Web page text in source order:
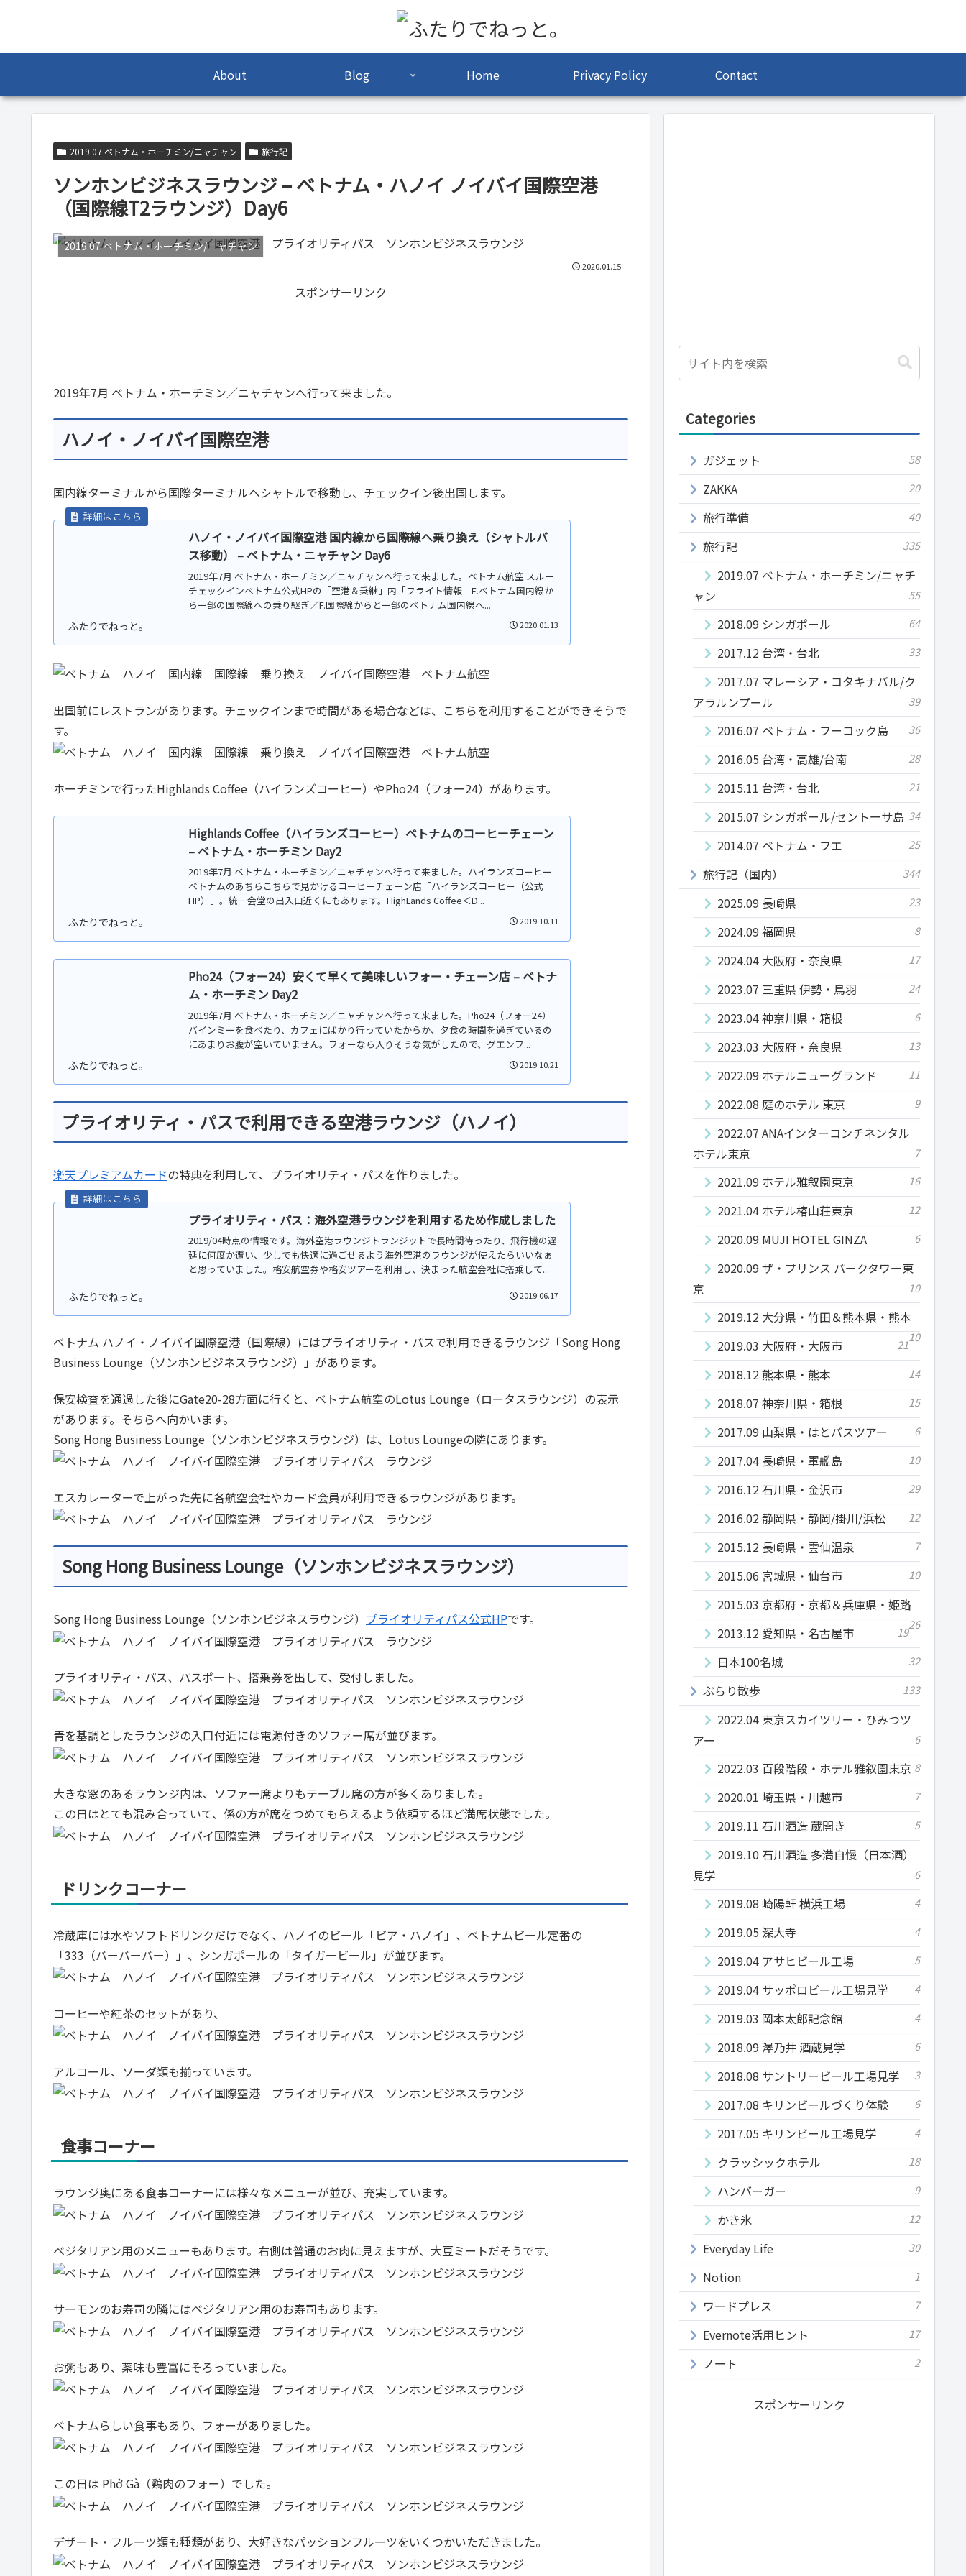
About Blog Home Privacy Policy Contact
2019.07 ベトナム・ホーチミン/ニャチャン 旅行記
ソンホンビジネスラウンジ – ベトナム・ハノイ ノイバイ国際空港
（国際線T2ラウンジ）Day6
2019.07 ベトナム・ホーチミン/ニャチャン
2020.01.15
スポンサーリンク
2019年7月 ベトナム・ホーチミン／ニャチャンへ行って来ました。
ハノイ・ノイバイ国際空港
国内線ターミナルから国際ターミナルへシャトルで移動し、チェックイン後出国します。
ハノイ・ノイバイ国際空港 国内線から国際線へ乗り換え（シャトルバ
ス移動） – ベトナム・ニャチャン Day6
2019年7月 ベトナム・ホーチミン／ニャチャンへ行って来ました。ベトナム航空 スルー
チェックインベトナム公式HPの「空港＆乗継」内「フライト情報 - E.ベトナム国内線か
ら一部の国際線への乗り継ぎ／F.国際線からと一部のベトナム国内線へ...
2020.01.13
出国前にレストランがあります。チェックインまで時間がある場合などは、こちらを利用することができそうで
す。
ホーチミンで行ったHighlands Coffee（ハイランズコーヒー）やPho24（フォー24）があります。
Highlands Coffee（ハイランズコーヒー）ベトナムのコーヒーチェーン
– ベトナム・ホーチミン Day2
2019年7月 ベトナム・ホーチミン／ニャチャンへ行って来ました。ハイランズコーヒー
ベトナムのあちらこちらで見かけるコーヒーチェーン店「ハイランズコーヒー（公式
HP）」。統一会堂の出入口近くにもあります。HighLands Coffee＜D...
2019.10.11
Pho24（フォー24）安くて早くて美味しいフォー・チェーン店 – ベトナ
ム・ホーチミン Day2
2019年7月 ベトナム・ホーチミン／ニャチャンへ行って来ました。Pho24（フォー24）
バインミーを食べたり、カフェにばかり行っていたからか、夕食の時間を過ぎているの
にあまりお腹が空いていません。フォーなら入りそうな気がしたので、グエンフ...
2019.10.21
プライオリティ・パスで利用できる空港ラウンジ（ハノイ）
楽天プレミアムカードの特典を利用して、プライオリティ・パスを作りました。
プライオリティ・パス：海外空港ラウンジを利用するため作成しました
2019/04時点の情報です。海外空港ラウンジトランジットで長時間待ったり、飛行機の遅
延に何度か遭い、少しでも快適に過ごせるよう海外空港のラウンジが使えたらいいなぁ
と思っていました。格安航空券や格安ツアーを利用し、決まった航空会社に搭乗して...
2019.06.17
ベトナム ハノイ・ノイバイ国際空港（国際線）にはプライオリティ・パスで利用できるラウンジ「Song Hong
Business Lounge（ソンホンビジネスラウンジ）」があります。
保安検査を通過した後にGate20-28方面に行くと、ベトナム航空のLotus Lounge（ロータスラウンジ）の表示
があります。そちらへ向かいます。
Song Hong Business Lounge（ソンホンビジネスラウンジ）は、Lotus Loungeの隣にあります。
エスカレーターで上がった先に各航空会社やカード会員が利用できるラウンジがあります。
Song Hong Business Lounge（ソンホンビジネスラウンジ）
Song Hong Business Lounge（ソンホンビジネスラウンジ） プライオリティパス公式HPです。
プライオリティ・パス、パスポート、搭乗券を出して、受付しました。
青を基調としたラウンジの入口付近には電源付きのソファー席が並びます。
大きな窓のあるラウンジ内は、ソファー席よりもテーブル席の方が多くありました。
この日はとても混み合っていて、係の方が席をつめてもらえるよう依頼するほど満席状態でした。
ドリンクコーナー
冷蔵庫には水やソフトドリンクだけでなく、ハノイのビール「ビア・ハノイ」、ベトナムビール定番の
「333（バーバーバー）」、シンガポールの「タイガービール」が並びます。
コーヒーや紅茶のセットがあり、
アルコール、ソーダ類も揃っています。
食事コーナー
ラウンジ奥にある食事コーナーには様々なメニューが並び、充実しています。
ベジタリアン用のメニューもあります。右側は普通のお肉に見えますが、大豆ミートだそうです。
サーモンのお寿司の隣にはベジタリアン用のお寿司もあります。
お粥もあり、薬味も豊富にそろっていました。
ベトナムらしい食事もあり、フォーがありました。
この日は Phở Gà（鶏肉のフォー）でした。
デザート・フルーツ類も種類があり、大好きなパッションフルーツをいくつかいただきました。
Categories
ガジェット 58
ZAKKA 20
旅行準備 40
旅行記 335
2019.07 ベトナム・ホーチミン/ニャチ
ャン
55
2018.09 シンガポール 64
2017.12 台湾・台北 33
2017.07 マレーシア・コタキナバル/ク
アラルンプール
39
2016.07 ベトナム・フーコック島 36
2016.05 台湾・高雄/台南 28
2015.11 台湾・台北 21
2015.07 シンガポール/セントーサ島 34
2014.07 ベトナム・フエ 25
旅行記（国内） 344
2025.09 長崎県 23
2024.09 福岡県 8
2024.04 大阪府・奈良県 17
2023.07 三重県 伊勢・鳥羽 24
2023.04 神奈川県・箱根 6
2023.03 大阪府・奈良県 13
2022.09 ホテルニューグランド 11
2022.08 庭のホテル 東京 9
2022.07 ANAインターコンチネンタル
ホテル東京
7
2021.09 ホテル雅叙園東京 16
2021.04 ホテル椿山荘東京 12
2020.09 MUJI HOTEL GINZA 6
2020.09 ザ・プリンス パークタワー東
京
10
2019.12 大分県・竹田＆熊本県・熊本
10
2019.03 大阪府・大阪市 21
2018.12 熊本県・熊本 14
2018.07 神奈川県・箱根 15
2017.09 山梨県・はとバスツアー 6
2017.04 長崎県・軍艦島 10
2016.12 石川県・金沢市 29
2016.02 静岡県・静岡/掛川/浜松 12
2015.12 長崎県・雲仙温泉 7
2015.06 宮城県・仙台市 10
2015.03 京都府・京都＆兵庫県・姫路
26
2013.12 愛知県・名古屋市 19
日本100名城 32
ぶらり散歩 133
2022.04 東京スカイツリー・ひみつツ
アー
6
2022.03 百段階段・ホテル雅叙園東京 8
2020.01 埼玉県・川越市 7
2019.11 石川酒造 蔵開き 5
2019.10 石川酒造 多満自慢（日本酒）
見学
6
2019.08 崎陽軒 横浜工場 4
2019.05 深大寺 4
2019.04 アサヒビール工場 5
2019.04 サッポロビール工場見学 4
2019.03 岡本太郎記念館 4
2018.09 澤乃井 酒蔵見学 6
2018.08 サントリービール工場見学 3
2017.08 キリンビールづくり体験 6
2017.05 キリンビール工場見学 4
クラッシックホテル 18
ハンバーガー 9
かき氷 12
Everyday Life 30
Notion 1
ワードプレス 7
Evernote活用ヒント 17
ノート 2
スポンサーリンク